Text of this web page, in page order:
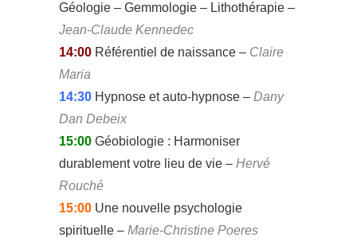
Géologie – Gemmologie – Lithothérapie –
Jean-Claude Kennedec
14:00 Référentiel de naissance – Claire
Maria
14:30 Hypnose et auto-hypnose – Dany
Dan Debeix
15:00 Géobiologie : Harmoniser
durablement votre lieu de vie – Hervé
Rouché
15:00 Une nouvelle psychologie
spirituelle – Marie-Christine Poeres